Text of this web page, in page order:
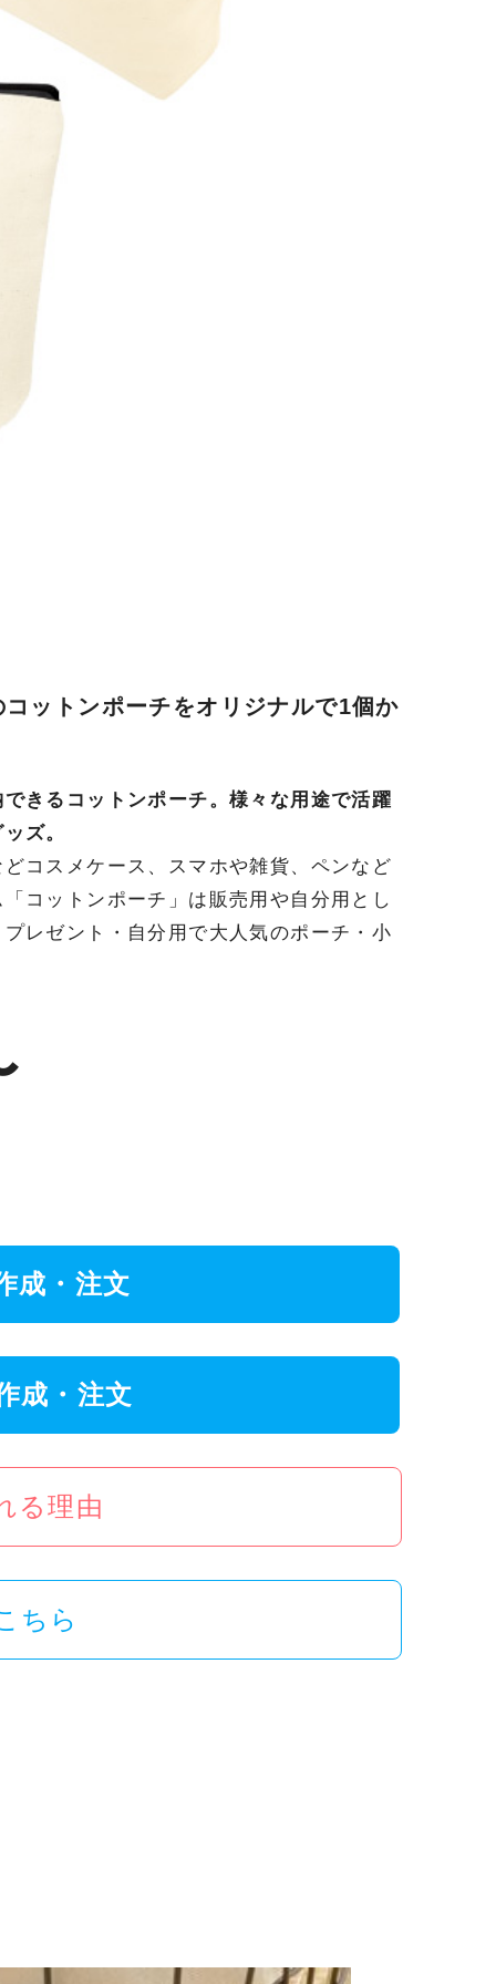
ットンポーチをオリジナルで1個か
きるコットンポーチ。様々な用途で活躍
ズ。
コスメケース、スマホや雑貨、ペンなど
コットンポーチ」は販売用や自分用とし
レゼント・自分用で大人気のポーチ・小
成・注文
成・注文
る理由
ちら